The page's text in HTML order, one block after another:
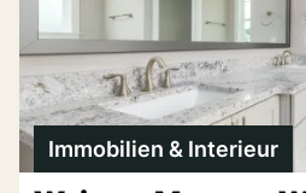
Immobilien & Interieur